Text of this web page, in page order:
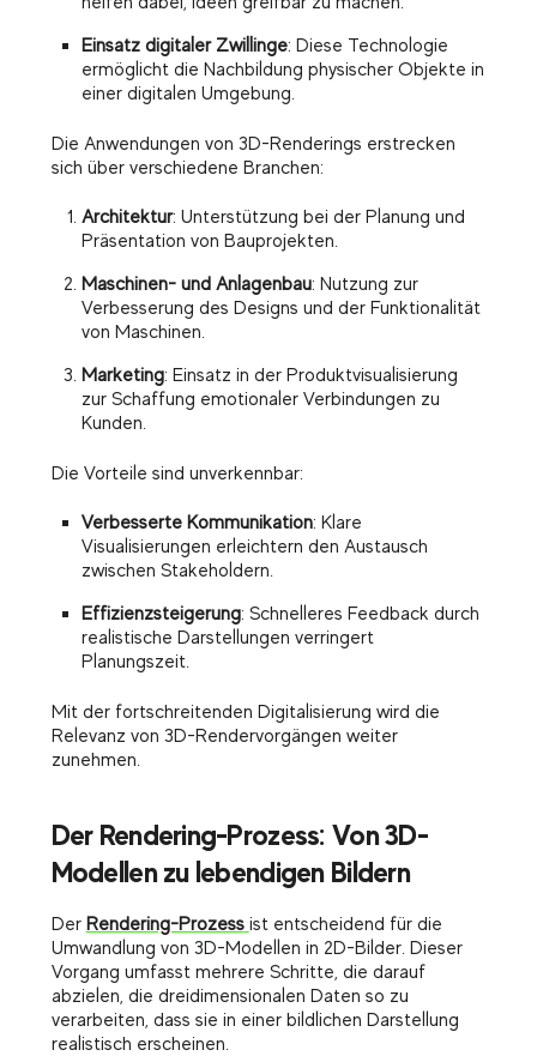
Einsatz digitaler Zwillinge: Diese Technologie
ermöglicht die Nachbildung physischer Objekte in
einer digitalen Umgebung.
Die Anwendungen von 3D-Renderings erstrecken
sich über verschiedene Branchen:
Architektur: Unterstützung bei der Planung und
Präsentation von Bauprojekten.
Maschinen- und Anlagenbau: Nutzung zur
Verbesserung des Designs und der Funktionalität
von Maschinen.
Marketing: Einsatz in der Produktvisualisierung
zur Schaffung emotionaler Verbindungen zu
Kunden.
Die Vorteile sind unverkennbar:
Verbesserte Kommunikation: Klare
Visualisierungen erleichtern den Austausch
zwischen Stakeholdern.
Effizienzsteigerung: Schnelleres Feedback durch
realistische Darstellungen verringert
Planungszeit.
Mit der fortschreitenden Digitalisierung wird die
Relevanz von 3D-Rendervorgängen weiter
zunehmen.
Der Rendering-Prozess: Von 3D-
Modellen zu lebendigen Bildern
Der Rendering-Prozess ist entscheidend für die
Umwandlung von 3D-Modellen in 2D-Bilder. Dieser
Vorgang umfasst mehrere Schritte, die darauf
abzielen, die dreidimensionalen Daten so zu
verarbeiten, dass sie in einer bildlichen Darstellung
realistisch erscheinen.